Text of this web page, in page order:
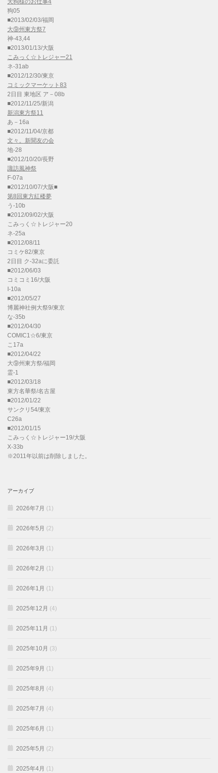
天狗様のお仕事4
狗05
■2013/02/03/福岡
大⑨州東方祭7
神-43,44
■2013/01/13/大阪
こみっく☆トレジャー21
ネ-31ab
■2012/12/30/東京
コミックマーケット83
2日目 東地区 ア－08b
■2012/11/25/新潟
新潟東方祭11
あ－16a
■2012/11/04/京都
文々。新聞友の会
地-28
■2012/10/20/長野
諏訪風神祭
F-07a
■2012/10/07/大阪■
第8回東方紅楼夢
う-10b
■2012/09/02/大阪
こみっく☆トレジャー20
ネ-25a
■2012/08/11
コミケ82/東京
2日目 ク-32aに委託
■2012/06/03
コミコミ16/大阪
I-10a
■2012/05/27
博麗神社例大祭9/東京
な-35b
■2012/04/30
COMIC1☆6/東京
こ17a
■2012/04/22
大⑨州東方祭/福岡
霊-1
■2012/03/18
東方名華祭/名古屋
■2012/01/22
サンクリ54/東京
C26a
■2012/01/15
こみっく☆トレジャー19/大阪
X-33b
※2011年以前は削除しました。
アーカイブ
2026年7月 (1)
2026年5月 (2)
2026年3月 (1)
2026年2月 (1)
2026年1月 (1)
2025年12月 (4)
2025年11月 (1)
2025年10月 (3)
2025年9月 (1)
2025年8月 (4)
2025年7月 (4)
2025年6月 (1)
2025年5月 (2)
2025年4月 (1)